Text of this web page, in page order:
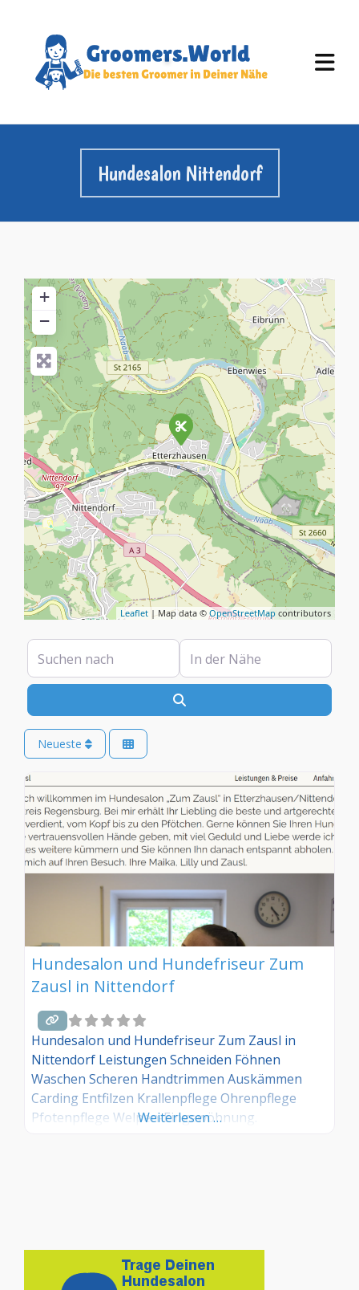
Hundesalon Nittendorf
+
−
Leaflet | Map data © OpenStreetMap contributors
Suchen nach In der Nähe
Neueste
Hundesalon und Hundefriseur Zum
Zausl in Nittendorf
Hundesalon und Hundefriseur Zum Zausl in
Nittendorf Leistungen Schneiden Föhnen
Waschen Scheren Handtrimmen Auskämmen
Carding Entfilzen Krallenpflege Ohrenpflege
Pfotenpflege Welpen-Eingewöhnung.
Weiterlesen …